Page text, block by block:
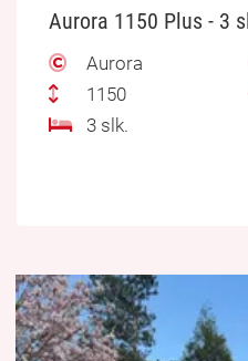
Aurora 1150 Plus - 3
Aurora
1150
3 slk.